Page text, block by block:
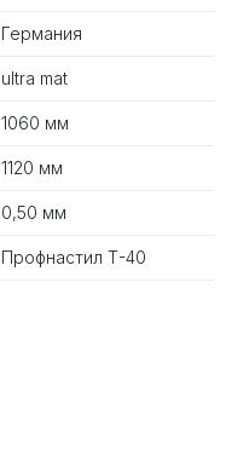
Германия
ultra mat
1060 мм
1120 мм
0,50 мм
Профнастил Т-40